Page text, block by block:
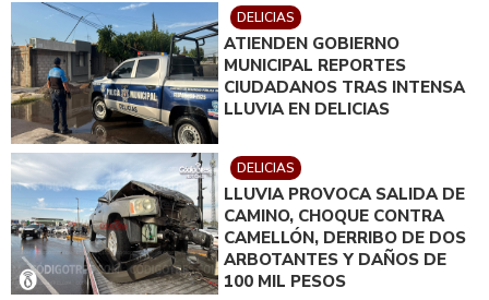
DELICIAS
ATIENDEN GOBIERNO
MUNICIPAL REPORTES
CIUDADANOS TRAS INTENSA
LLUVIA EN DELICIAS
DELICIAS
LLUVIA PROVOCA SALIDA DE
CAMINO, CHOQUE CONTRA
CAMELLÓN, DERRIBO DE DOS
ARBOTANTES Y DAÑOS DE
100 MIL PESOS